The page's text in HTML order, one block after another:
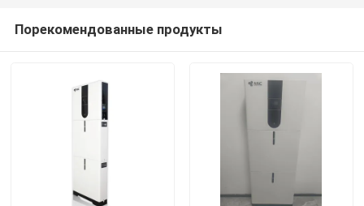
Порекомендованные продукты